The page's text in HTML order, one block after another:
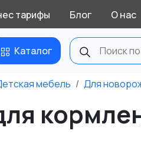
тарифы Блог О нас
Каталог
мебель Для